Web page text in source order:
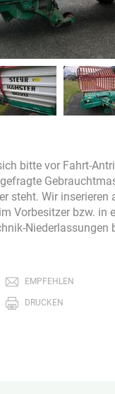
bitte vor Fahrt-
steht. Wir inserieren
Vorbesitzer bzw. in
Niederlassungen
EMPFEHLEN
DRUCKEN